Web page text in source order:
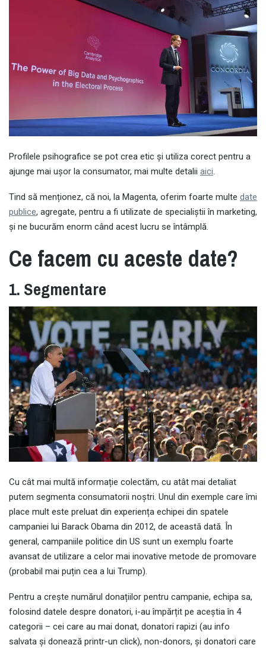
Profilele psihografice se pot crea etic și utiliza corect pentru a
ajunge mai ușor la consumator, mai multe detalii aici.
Tind să menționez, că noi, la Magenta, oferim foarte multe date
publice, agregate, pentru a fi utilizate de specialiștii în marketing,
și ne bucurăm enorm când acest lucru se întâmplă.
Ce facem cu aceste date?
1. Segmentare
Cu cât mai multă informație colectăm, cu atât mai detaliat
putem segmenta consumatorii noștri. Unul din exemple care îmi
place mult este preluat din experiența echipei din spatele
campaniei lui Barack Obama din 2012, de această dată. În
general, campaniile politice din US sunt un exemplu foarte
avansat de utilizare a celor mai inovative metode de promovare
(probabil mai puțin cea a lui Trump).
Pentru a crește numărul donațiilor pentru campanie, echipa sa,
folosind datele despre donatori, i-au împărțit pe aceștia în 4
categorii – cei care au mai donat, donatori rapizi (au info
salvata și donează printr-un click), non-donors, și donatori care